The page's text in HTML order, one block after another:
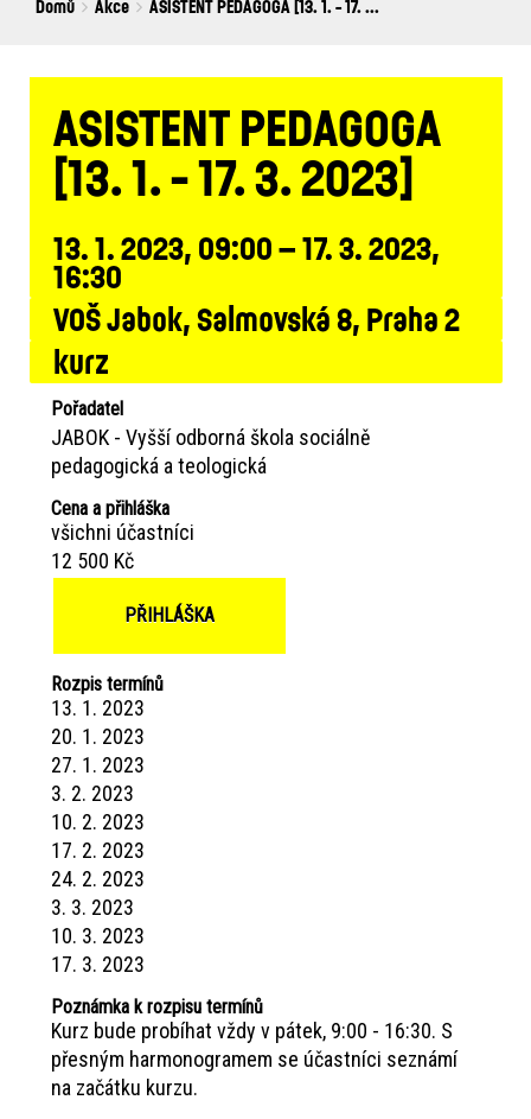
Breadcrumbs
You
Domů Akce ASISTENT PEDAGOGA [13. 1. - 17. ...
ASISTENT PEDAGOGA
[13. 1. - 17. 3. 2023]
13. 1. 2023, 09:00 – 17. 3. 2023,
16:30
VOŠ Jabok, Salmovská 8, Praha 2
kurz
Pořadatel
JABOK - Vyšší odborná škola sociálně
pedagogická a teologická
Cena a přihláška
všichni účastníci
12 500 Kč
PŘIHLÁŠKA
Rozpis termínů
13. 1. 2023
20. 1. 2023
27. 1. 2023
3. 2. 2023
10. 2. 2023
17. 2. 2023
24. 2. 2023
3. 3. 2023
10. 3. 2023
17. 3. 2023
Poznámka k rozpisu termínů
Kurz bude probíhat vždy v pátek, 9:00 - 16:30. S
přesným harmonogramem se účastníci seznámí
na začátku kurzu.